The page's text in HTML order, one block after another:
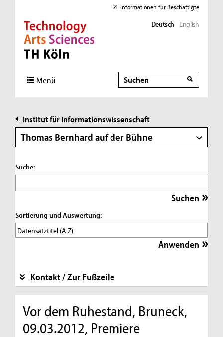
Direkt zur Hauptnavigation
Direkt zur Subnavigation
Direkt zum Inhalt
Direkt zum Fußbereich
Informationen für Beschäftigte
Deutsch English
Menü Suche
Suche
Institut für Informationswissenschaft
Thomas Bernhard auf der Bühne
Suche:
Sortierung und Auswertung:
Kontakt / Zur Fußzeile
Vor dem Ruhestand, Bruneck,
09.03.2012, Premiere